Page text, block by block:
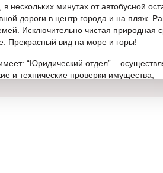
нескольких минутах от автобусной
дороги в центр города и на пляж.
Исключительно чистая природная
Прекрасный вид на море и горы!
“Юридический отдел” –
и технические проверки имущества,
Магдалена Велчева – 0895 55 15